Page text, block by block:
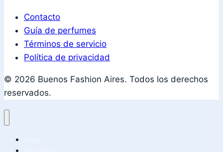
Contacto
Guía de perfumes
Términos de servicio
Política de privacidad
© 2026 Buenos Fashion Aires. Todos los derechos
reservados.